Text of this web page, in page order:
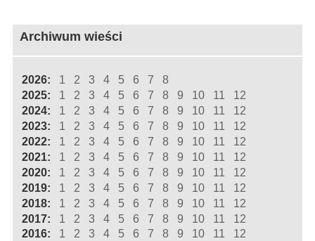
Archiwum wieści
2026: 1 2 3 4 5 6 7
8
2025:
1 2 3 4 5 6 7 8 9 10 11
12
2024:
1 2 3 4 5 6 7 8 9 10 11
12
2023:
1 2 3 4 5 6 7 8 9 10 11
12
2022:
1 2 3 4 5 6 7 8 9 10 11
12
2021:
1 2 3 4 5 6 7 8 9 10 11
12
2020:
1 2 3 4 5 6 7 8 9 10 11
12
2019:
1 2 3 4 5 6 7 8 9 10 11
12
2018:
1 2 3 4 5 6 7 8 9 10 11
12
2017:
1 2 3 4 5 6 7 8 9 10 11
12
2016:
1 2 3 4 5 6 7 8 9 10 11
12